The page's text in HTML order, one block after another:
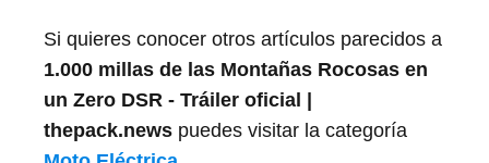
Si quieres conocer otros artículos parecidos a
1.000 millas de las Montañas Rocosas en
un Zero DSR - Tráiler oficial |
thepack.news puedes visitar la categoría